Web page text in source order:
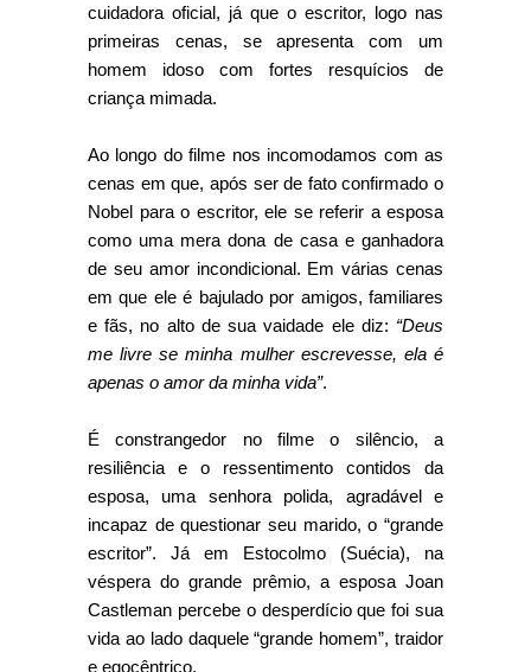
cuidadora oficial, já que o escritor, logo nas
primeiras cenas, se apresenta com um
homem idoso com fortes resquícios de
criança mimada.
Ao longo do filme nos incomodamos com as
cenas em que, após ser de fato confirmado o
Nobel para o escritor, ele se referir a esposa
como uma mera dona de casa e ganhadora
de seu amor incondicional. Em várias cenas
em que ele é bajulado por amigos, familiares
e fãs, no alto de sua vaidade ele diz: “Deus
me livre se minha mulher escrevesse, ela é
apenas o amor da minha vida”.
É constrangedor no filme o silêncio, a
resiliência e o ressentimento contidos da
esposa, uma senhora polida, agradável e
incapaz de questionar seu marido, o “grande
escritor”. Já em Estocolmo (Suécia), na
véspera do grande prêmio, a esposa Joan
Castleman percebe o desperdício que foi sua
vida ao lado daquele “grande homem”, traidor
e egocêntrico.